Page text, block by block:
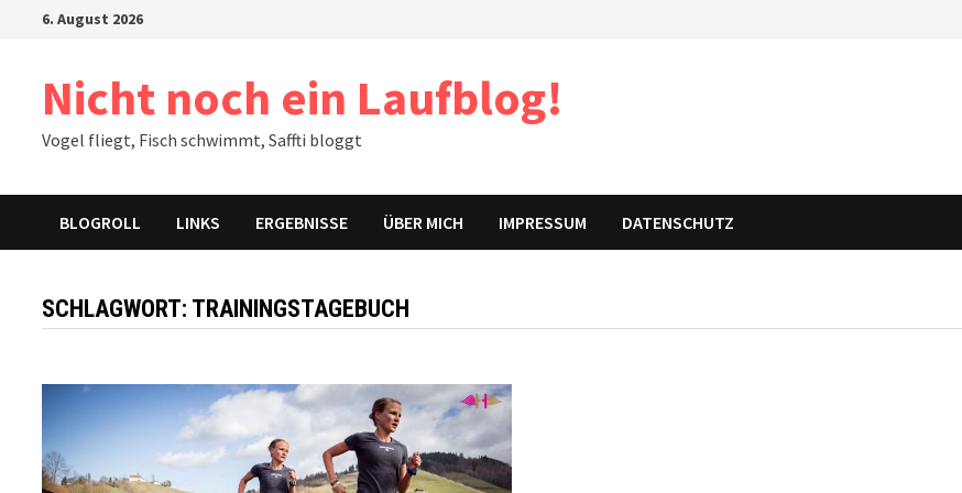
6. August 2026
Nicht noch ein Laufblog!
Vogel fliegt, Fisch schwimmt, Saffti bloggt
BLOGROLL LINKS ERGEBNISSE ÜBER MICH IMPRESSUM DATENSCHUTZ
SCHLAGWORT: TRAININGSTAGEBUCH